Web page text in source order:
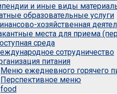
и иные виды
образовательные услуги
хозяйственная
места для приема
среда
сотрудничество
питания
Меню ежедневного горячего
Перспективное меню
food